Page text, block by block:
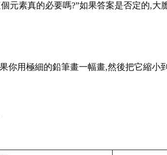
元素真的必要嗎?”如果答案是否定的,大
你用極細的鉛筆畫一幅畫,然後把它縮小